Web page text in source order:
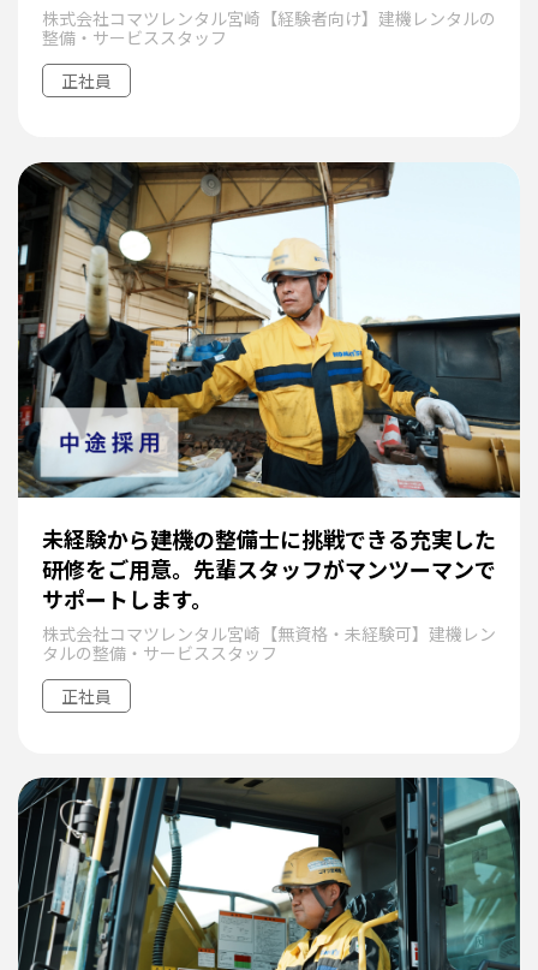
株式会社コマツレンタル宮崎【経験者向け】建機レンタルの
整備・サービススタッフ
正社員
未経験から建機の整備士に挑戦できる充実した
研修をご用意。先輩スタッフがマンツーマンで
サポートします。
株式会社コマツレンタル宮崎【無資格・未経験可】建機レン
タルの整備・サービススタッフ
正社員